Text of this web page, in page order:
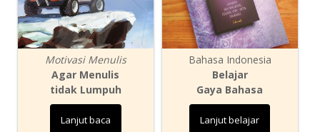
Motivasi Menulis
Agar Menulis
tidak Lumpuh
Lanjut baca
Bahasa Indonesia
Belajar
Gaya Bahasa
Lanjut belajar